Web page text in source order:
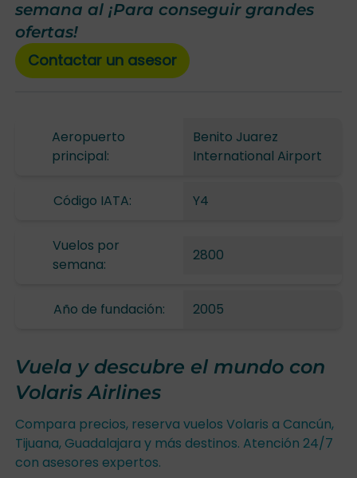
semana al ¡Para conseguir grandes
ofertas!
Contactar un asesor
Aeropuerto
principal:
Benito Juarez
International Airport
Código IATA: Y4
Vuelos por
semana:
2800
Año de fundación: 2005
Vuela y descubre el mundo con
Volaris Airlines
Compara precios, reserva vuelos Volaris a Cancún,
Tijuana, Guadalajara y más destinos. Atención 24/7
con asesores expertos.